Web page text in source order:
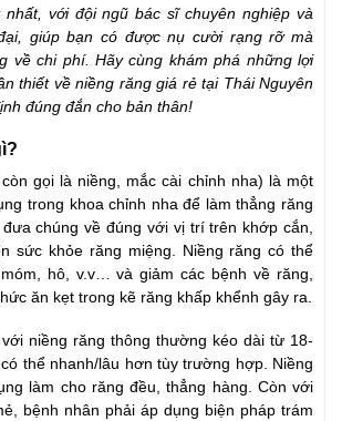
với đội ngũ bác sĩ chuyên nghiệp và
giúp bạn có được nụ cười rạng rỡ mà
về chi phí. Hãy cùng khám phá những lợi
thiết về niềng răng giá rẻ tại Thái Nguyên
đúng đắn cho bản thân!
gọi là niềng, mắc cài chỉnh nha) là một
trong khoa chỉnh nha để làm thẳng răng
chúng về đúng với vị trí trên khớp cắn,
sức khỏe răng miệng. Niềng răng có thể
hô, v.v… và giảm các bệnh về răng,
ăn kẹt trong kẽ răng khấp khểnh gây ra.
niềng răng thông thường kéo dài từ 18-
thể nhanh/lâu hơn tùy trường hợp. Niềng
làm cho răng đều, thẳng hàng. Còn với
bệnh nhân phải áp dụng biện pháp trám